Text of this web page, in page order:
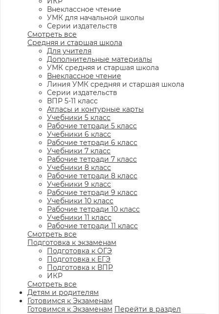
Внеклассное чтение
УМК для начальной школы
Серии издательств
Смотреть все
Средняя и старшая школа
Для учителя
Дополнительные материалы
УМК средняя и старшая школа
Внеклассное чтение
Линия УМК средняя и старшая школа
Серии издательств
ВПР 5-11 класс
Атласы и контурные карты
Учебники 5 класс
Рабочие тетради 5 класс
Учебники 6 класс
Рабочие тетради 6 класс
Учебники 7 класс
Рабочие тетради 7 класс
Учебники 8 класс
Рабочие тетради 8 класс
Учебники 9 класс
Рабочие тетради 9 класс
Учебники 10 класс
Рабочие тетради 10 класс
Учебники 11 класс
Рабочие тетради 11 класс
Смотреть все
Подготовка к экзаменам
Подготовка к ОГЭ
Подготовка к ЕГЭ
Подготовка к ВПР
ИКР
Смотреть все
Детям и родителям
Готовимся к Экзаменам
Готовимся к Экзаменам Перейти в раздел